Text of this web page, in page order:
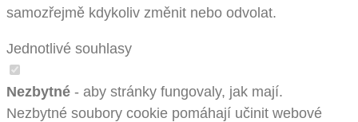
samozřejmě kdykoliv změnit nebo odvolat.
Jednotlivé souhlasy
Nezbytné - aby stránky fungovaly, jak mají.
Nezbytné soubory cookie pomáhají učinit webové